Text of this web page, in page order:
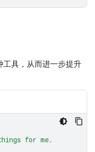
工具，从而进一步提升
for me.